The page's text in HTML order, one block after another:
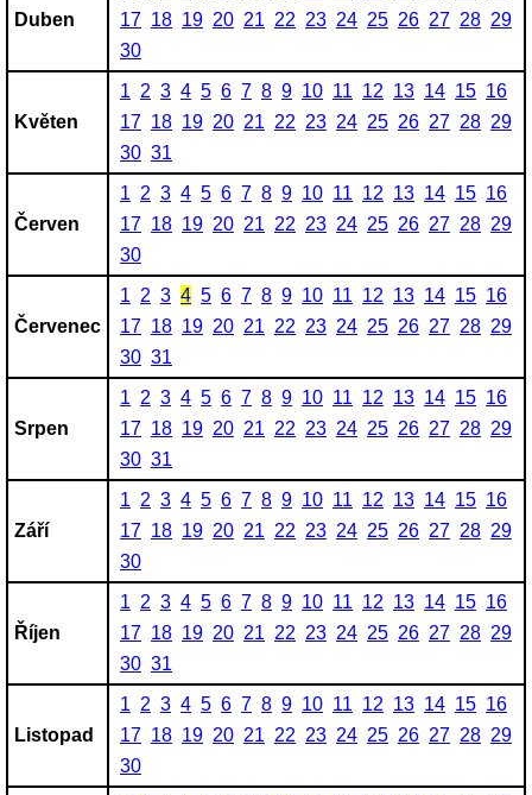
Duben
17 18 19 20 21 22 23 24 25 26 27 28 29
30
Květen
1 2 3 4 5 6 7 8 9 10 11 12 13 14 15 16
17 18 19 20 21 22 23 24 25 26 27 28 29
30 31
Červen
1 2 3 4 5 6 7 8 9 10 11 12 13 14 15 16
17 18 19 20 21 22 23 24 25 26 27 28 29
30
Červenec
1 2 3 4 5 6 7 8 9 10 11 12 13 14 15 16
17 18 19 20 21 22 23 24 25 26 27 28 29
30 31
Srpen
1 2 3 4 5 6 7 8 9 10 11 12 13 14 15 16
17 18 19 20 21 22 23 24 25 26 27 28 29
30 31
Září
1 2 3 4 5 6 7 8 9 10 11 12 13 14 15 16
17 18 19 20 21 22 23 24 25 26 27 28 29
30
Říjen
1 2 3 4 5 6 7 8 9 10 11 12 13 14 15 16
17 18 19 20 21 22 23 24 25 26 27 28 29
30 31
Listopad
1 2 3 4 5 6 7 8 9 10 11 12 13 14 15 16
17 18 19 20 21 22 23 24 25 26 27 28 29
30